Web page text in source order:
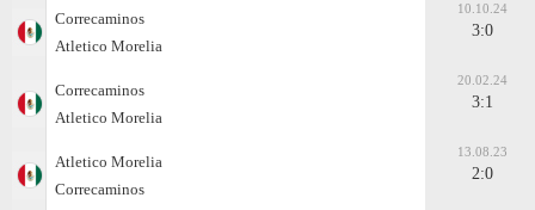
Correcaminos
Atletico Morelia
10.10.24
3:0
Correcaminos
Atletico Morelia
20.02.24
3:1
Atletico Morelia
Correcaminos
13.08.23
2:0